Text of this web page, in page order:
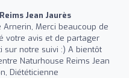
Jean Jaurès
Arnerin, Merci beaucoup de
votre avis et de partager
sur notre suivi :) A bientôt
Naturhouse Reims Jean
Diététicienne